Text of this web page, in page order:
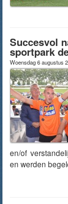
Succesvol
sportpark
Woensdag 6 augustus
en/of
en werden